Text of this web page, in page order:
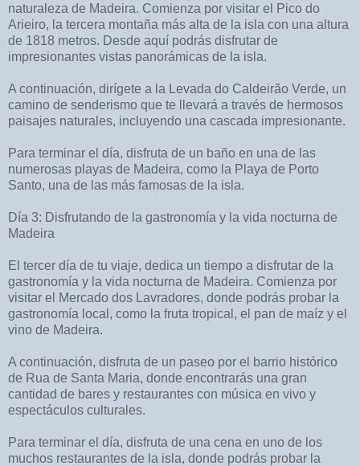
naturaleza de Madeira. Comienza por visitar el Pico do
Arieiro, la tercera montaña más alta de la isla con una altura
de 1818 metros. Desde aquí podrás disfrutar de
impresionantes vistas panorámicas de la isla.
A continuación, dirígete a la Levada do Caldeirão Verde, un
camino de senderismo que te llevará a través de hermosos
paisajes naturales, incluyendo una cascada impresionante.
Para terminar el día, disfruta de un baño en una de las
numerosas playas de Madeira, como la Playa de Porto
Santo, una de las más famosas de la isla.
Día 3: Disfrutando de la gastronomía y la vida nocturna de
Madeira
El tercer día de tu viaje, dedica un tiempo a disfrutar de la
gastronomía y la vida nocturna de Madeira. Comienza por
visitar el Mercado dos Lavradores, donde podrás probar la
gastronomía local, como la fruta tropical, el pan de maíz y el
vino de Madeira.
A continuación, disfruta de un paseo por el barrio histórico
de Rua de Santa Maria, donde encontrarás una gran
cantidad de bares y restaurantes con música en vivo y
espectáculos culturales.
Para terminar el día, disfruta de una cena en uno de los
muchos restaurantes de la isla, donde podrás probar la